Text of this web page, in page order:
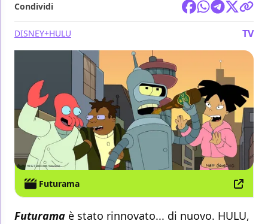
Condividi
DISNEY+HULU TV
Futurama
Futurama è stato rinnovato... di nuovo. HULU,